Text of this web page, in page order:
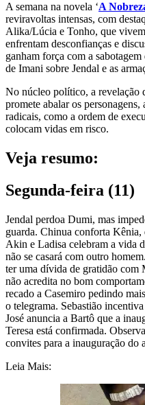
A semana na novela ‘A
reviravoltas intensas, com
Alika/Lúcia e Tonho, que
enfrentam desconfianças e
ganham força com a
de Imani sobre Jendal e as
No núcleo político, a revelação
promete abalar os
radicais, como a ordem de
colocam vidas em risco.
Veja resumo:
Segunda-feira (11)
Jendal perdoa Dumi, mas
guarda. Chinua conforta
Akin e Ladisa celebram a vida
não se casará com outro
ter uma dívida de gratidão com
não acredita no bom
recado a Casemiro pedindo
o telegrama. Sebastião
José anuncia a Bartô que a
Teresa está confirmada.
convites para a inauguração do
Leia Mais: